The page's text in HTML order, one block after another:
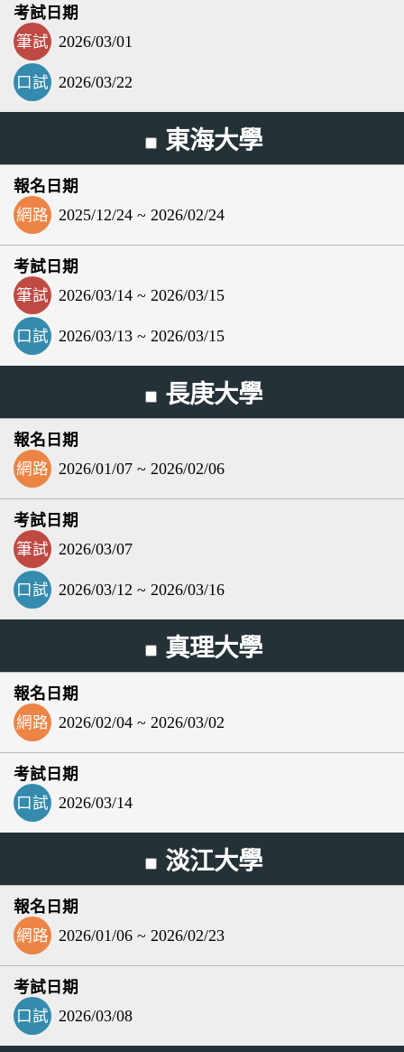
筆試 2026/03/01
口試 2026/03/22
東海大學
網路 2025/12/24 ~ 2026/02/24
筆試 2026/03/14 ~ 2026/03/15
口試 2026/03/13 ~ 2026/03/15
長庚大學
網路 2026/01/07 ~ 2026/02/06
筆試 2026/03/07
口試 2026/03/12 ~ 2026/03/16
真理大學
網路 2026/02/04 ~ 2026/03/02
口試 2026/03/14
淡江大學
網路 2026/01/06 ~ 2026/02/23
口試 2026/03/08